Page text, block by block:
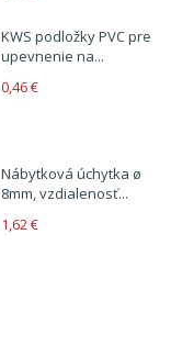
KWS podložky PVC pre
upevnenie na...
0,46 €
Nábytková úchytka ø
8mm, vzdialenosť...
1,62 €